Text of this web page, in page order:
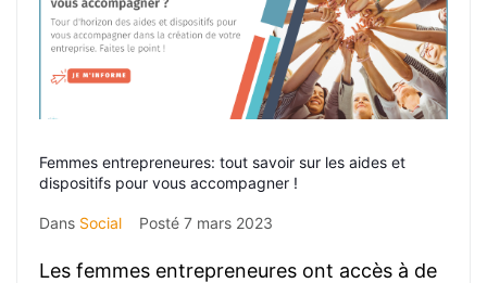
Femmes entrepreneures: tout savoir sur les aides et
dispositifs pour vous accompagner !
Dans Social Posté 7 mars 2023
Les femmes entrepreneures ont accès à de